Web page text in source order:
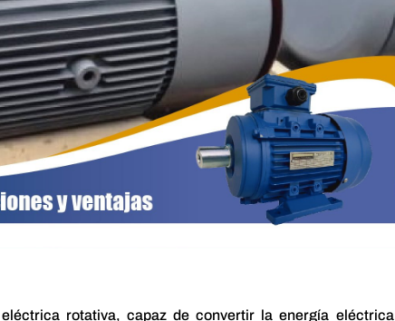
rotativa, capaz de convertir la energía eléctrica